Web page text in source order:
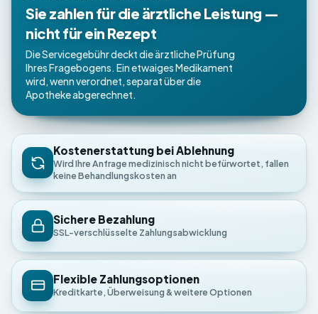
Sie zahlen für die ärztliche Leistung —
nicht für ein Rezept
Die Servicegebühr deckt die ärztliche Prüfung
Ihres Fragebogens. Ein etwaiges Medikament
wird, wenn verordnet, separat über die
Apotheke abgerechnet.
Kostenerstattung bei Ablehnung
Wird Ihre Anfrage medizinisch nicht befürwortet, fallen
keine Behandlungskosten an
Sichere Bezahlung
SSL-verschlüsselte Zahlungsabwicklung
Flexible Zahlungsoptionen
Kreditkarte, Überweisung & weitere Optionen